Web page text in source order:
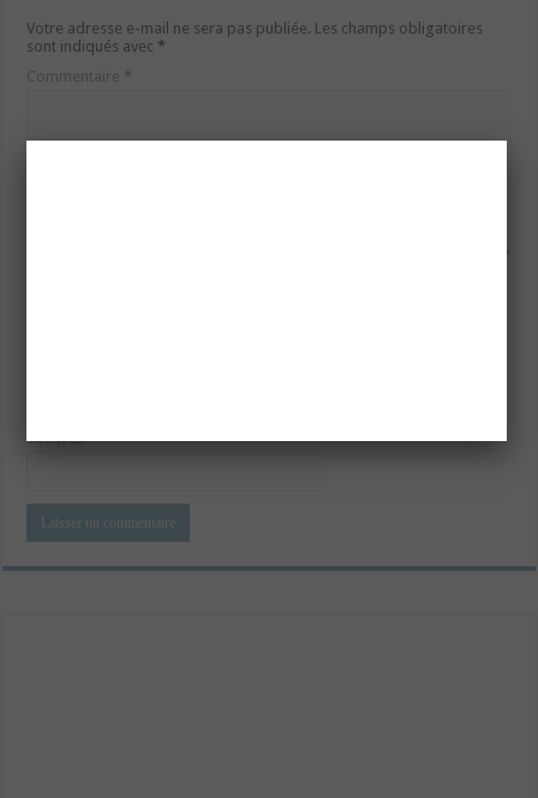
Votre adresse e-mail ne sera pas publiée. Les champs obligatoires
sont indiqués avec *
Commentaire *
Site web